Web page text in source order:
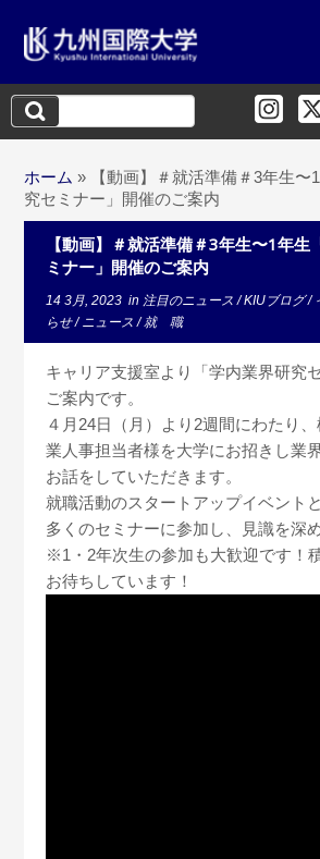
検
索:
ホーム »
【動画】＃就活準備＃3年生
究セミナー」開催のご案内
【動画】＃就活準備＃3年生〜1年生
ミナー」開催のご案内
14 3月, 2023 in 注目のニュース/KIUブログ/
らせ/ニュース/就 職
キャリア支援室より「学内業界研究
ご案内です。
４月24日（月）より2週間にわたり
業人事担当者様を大学にお招きし業
お話をしていただきます。
就職活動のスタートアップイベント
多くのセミナーに参加し、見識を深
※1・2年次生の参加も大歓迎です！
お待ちしています！